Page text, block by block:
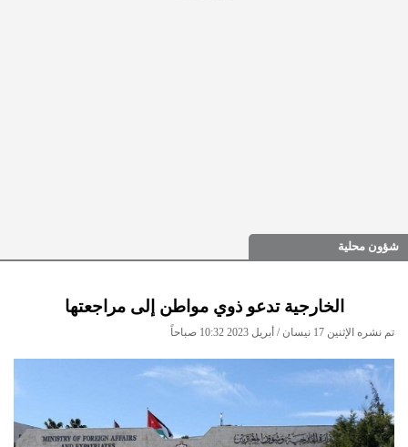
شؤون محلية
الخارجية تدعو ذوي مواطن إلى مراجعتها
تم نشره الإثنين 17 نيسان / أبريل 2023 10:32 صباحاً